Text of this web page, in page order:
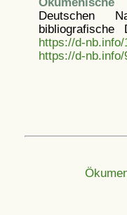
Deutschen
https://d-nb.info/
https://d-nb.info/